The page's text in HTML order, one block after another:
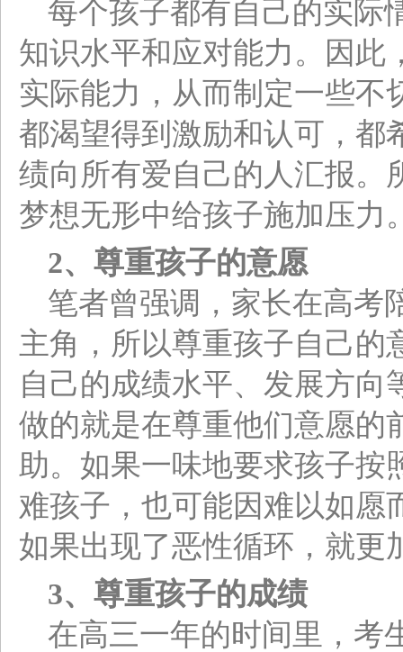
每个孩子都有自己的实际
知识水平和应对能力。因此
实际能力，从而制定一些不
都渴望得到激励和认可，都
绩向所有爱自己的人汇报。
梦想无形中给孩子施加压力
2、尊重孩子的意愿
笔者曾强调，家长在高考
主角，所以尊重孩子自己的
自己的成绩水平、发展方向
做的就是在尊重他们意愿的
助。如果一味地要求孩子按
难孩子，也可能因难以如愿
如果出现了恶性循环，就更
3、尊重孩子的成绩
在高三一年的时间里，考